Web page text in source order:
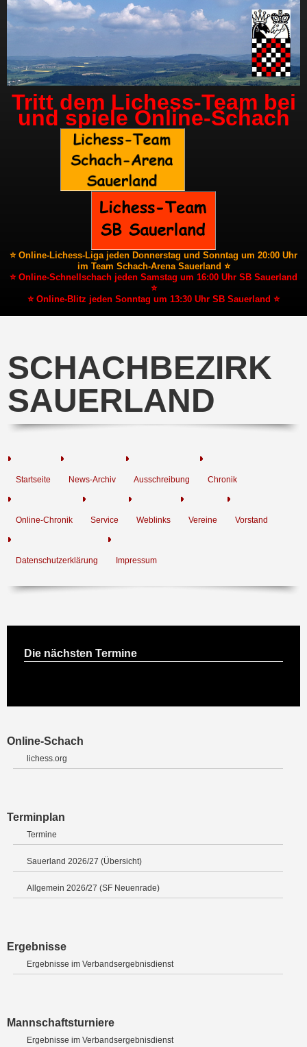
Tritt dem Lichess-Team bei
und spiele Online-Schach
⭐ Online-Lichess-Liga jeden Donnerstag und Sonntag um 20:00 Uhr
im Team Schach-Arena Sauerland ⭐
⭐ Online-Schnellschach jeden Samstag um 16:00 Uhr SB Sauerland
⭐
⭐ Online-Blitz jeden Sonntag um 13:30 Uhr SB Sauerland ⭐
SCHACHBEZIRK
SAUERLAND
Startseite News-Archiv Ausschreibung Chronik
Online-Chronik Service Weblinks Vereine Vorstand
Datenschutzerklärung Impressum
Die nächsten Termine
Online-Schach
lichess.org
Terminplan
Termine
Sauerland 2026/27 (Übersicht)
Allgemein 2026/27 (SF Neuenrade)
Ergebnisse
Ergebnisse im Verbandsergebnisdienst
Mannschaftsturniere
Ergebnisse im Verbandsergebnisdienst